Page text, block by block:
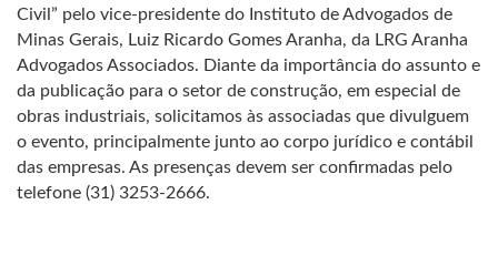
Civil” pelo vice-presidente do Instituto de Advogados de
Minas Gerais, Luiz Ricardo Gomes Aranha, da LRG Aranha
Advogados Associados. Diante da importância do assunto e
da publicação para o setor de construção, em especial de
obras industriais, solicitamos às associadas que divulguem
o evento, principalmente junto ao corpo jurídico e contábil
das empresas. As presenças devem ser confirmadas pelo
telefone (31) 3253-2666.